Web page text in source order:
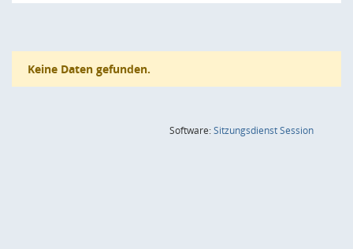
Keine Daten gefunden.
Software:SitzungsdienstSession(Wird in